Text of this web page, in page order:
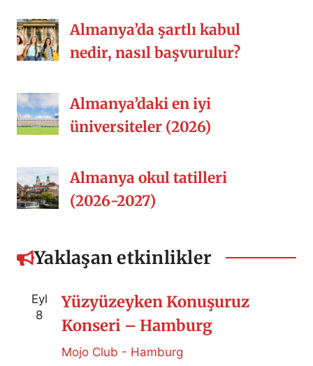
Almanya’da şartlı kabul
nedir, nasıl başvurulur?
Almanya’daki en iyi
üniversiteler (2026)
Almanya okul tatilleri
(2026-2027)
Yaklaşan etkinlikler
Eyl
8
Yüzyüzeyken Konuşuruz
Konseri – Hamburg
Mojo Club - Hamburg